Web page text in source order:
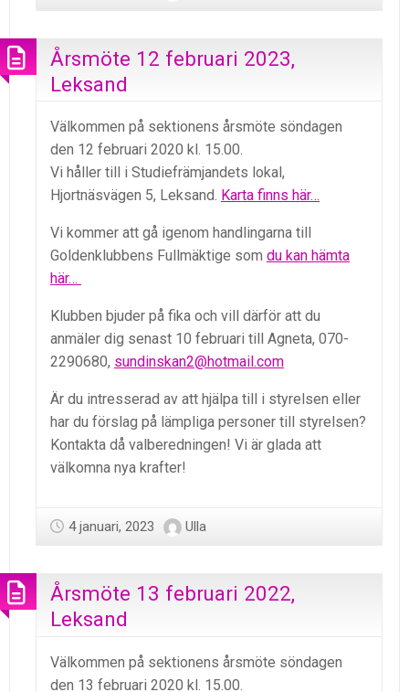
Årsmöte 12 februari 2023,
Leksand
Välkommen på sektionens årsmöte söndagen
den 12 februari 2020 kl. 15.00.
Vi håller till i Studiefrämjandets lokal,
Hjortnäsvägen 5, Leksand. Karta finns här…
Vi kommer att gå igenom handlingarna till
Goldenklubbens Fullmäktige som du kan hämta
här…
Klubben bjuder på fika och vill därför att du
anmäler dig senast 10 februari till Agneta, 070-
2290680, sundinskan2@hotmail.com
Är du intresserad av att hjälpa till i styrelsen eller
har du förslag på lämpliga personer till styrelsen?
Kontakta då valberedningen! Vi är glada att
välkomna nya krafter!
4 januari, 2023 Ulla
Årsmöte 13 februari 2022,
Leksand
Välkommen på sektionens årsmöte söndagen
den 13 februari 2020 kl. 15.00.